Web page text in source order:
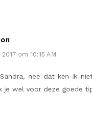
2017 om 10:15 AM
nee dat ken ik
je wel voor deze goede